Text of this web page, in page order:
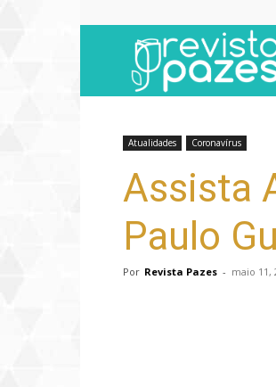
Atualidades Coronavírus
Assista
Paulo
Por Revista Pazes - maio 11,